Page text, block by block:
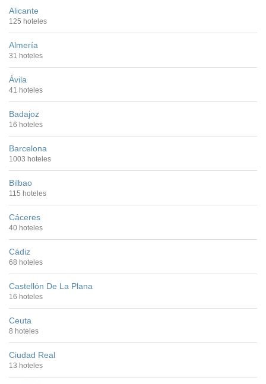
Alicante
125 hoteles
Almería
31 hoteles
Ávila
41 hoteles
Badajoz
16 hoteles
Barcelona
1003 hoteles
Bilbao
115 hoteles
Cáceres
40 hoteles
Cádiz
68 hoteles
Castellón De La Plana
16 hoteles
Ceuta
8 hoteles
Ciudad Real
13 hoteles